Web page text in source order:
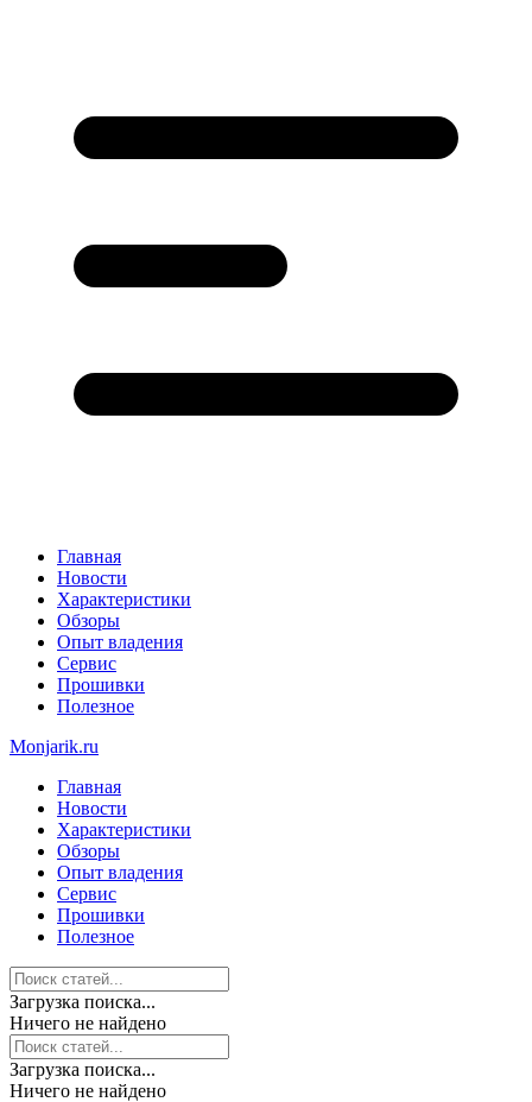
Главная
Новости
Характеристики
Обзоры
Опыт владения
Сервис
Прошивки
Полезное
Monjarik.ru
Главная
Новости
Характеристики
Обзоры
Опыт владения
Сервис
Прошивки
Полезное
Загрузка поиска...
Ничего не найдено
Загрузка поиска...
Ничего не найдено